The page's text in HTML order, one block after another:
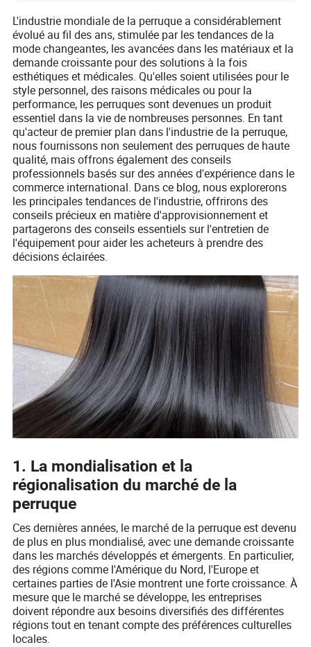
L'industrie mondiale de la perruque a considérablement
évolué au fil des ans, stimulée par les tendances de la
mode changeantes, les avancées dans les matériaux et la
demande croissante pour des solutions à la fois
esthétiques et médicales. Qu'elles soient utilisées pour le
style personnel, des raisons médicales ou pour la
performance, les perruques sont devenues un produit
essentiel dans la vie de nombreuses personnes. En tant
qu'acteur de premier plan dans l'industrie de la perruque,
nous fournissons non seulement des perruques de haute
qualité, mais offrons également des conseils
professionnels basés sur des années d'expérience dans le
commerce international. Dans ce blog, nous explorerons
les principales tendances de l'industrie, offrirons des
conseils précieux en matière d'approvisionnement et
partagerons des conseils essentiels sur l'entretien de
l'équipement pour aider les acheteurs à prendre des
décisions éclairées.
1. La mondialisation et la
régionalisation du marché de la
perruque
Ces dernières années, le marché de la perruque est devenu
de plus en plus mondialisé, avec une demande croissante
dans les marchés développés et émergents. En particulier,
des régions comme l'Amérique du Nord, l'Europe et
certaines parties de l'Asie montrent une forte croissance. À
mesure que le marché se développe, les entreprises
doivent répondre aux besoins diversifiés des différentes
régions tout en tenant compte des préférences culturelles
locales.